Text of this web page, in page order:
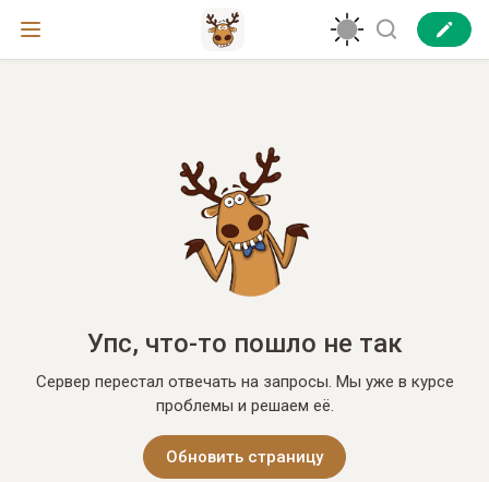
Упс, что-то пошло не так
Сервер перестал отвечать на запросы. Мы уже в курсе
проблемы и решаем её.
Обновить страницу